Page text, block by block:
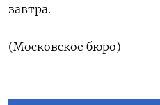
завтра.
(Московское бюро)